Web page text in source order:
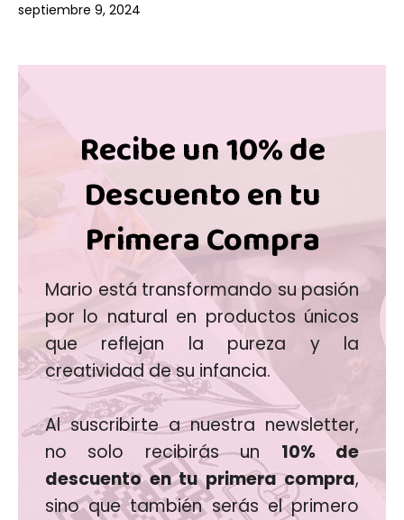
septiembre 9, 2024
Recibe un 10% de
Descuento en tu
Primera Compra
Mario está transformando su pasión
por lo natural en productos únicos
que reflejan la pureza y la
creatividad de su infancia.
Al suscribirte a nuestra newsletter,
no solo recibirás un 10% de
descuento en tu primera compra,
sino que también serás el primero